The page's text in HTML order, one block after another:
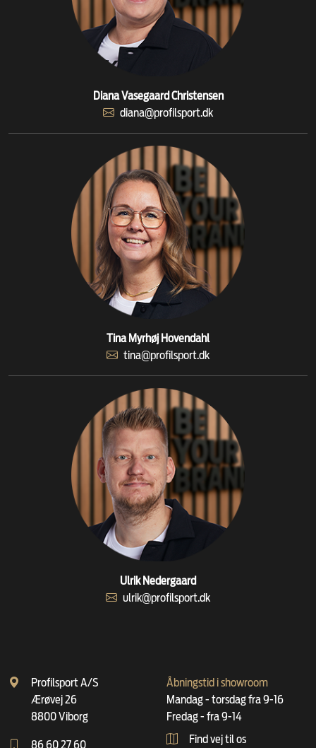
Diana Vasegaard Christensen
diana@profilsport.dk
Tina Myrhøj Hovendahl
tina@profilsport.dk
Ulrik Nedergaard
ulrik@profilsport.dk
Profilsport A/S
Ærøvej 26
8800 Viborg
86 60 27 60
Åbningstid i showroom
Mandag - torsdag fra 9-16
Fredag - fra 9-14
Find vej til os